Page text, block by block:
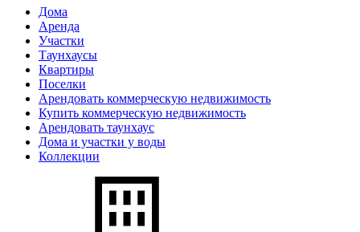
Дома
Аренда
Участки
Таунхаусы
Квартиры
Поселки
Арендовать коммерческую недвижимость
Купить коммерческую недвижимость
Арендовать таунхаус
Дома и участки у воды
Коллекции